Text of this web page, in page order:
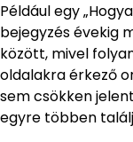
Például egy
bejegyzés évekig
között, mivel
oldalakra érkező
sem csökken
egyre többen